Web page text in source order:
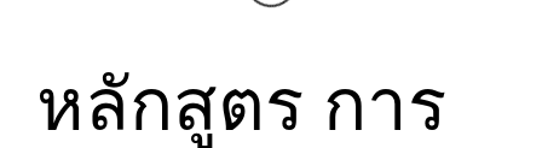
หลักสูตร การ